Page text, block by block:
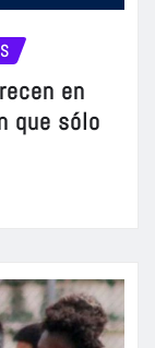
en
que sólo